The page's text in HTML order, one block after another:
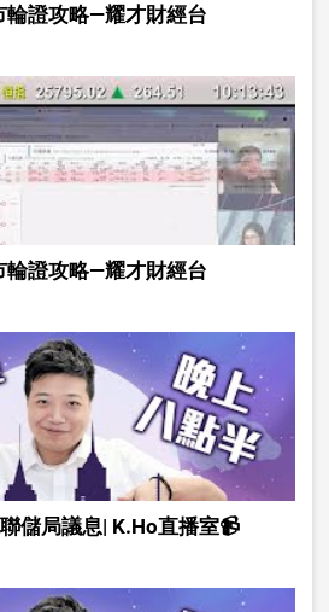
輪證攻略—耀才財經台
輪證攻略—耀才財經台
儲局議息| K.Ho直播室📹